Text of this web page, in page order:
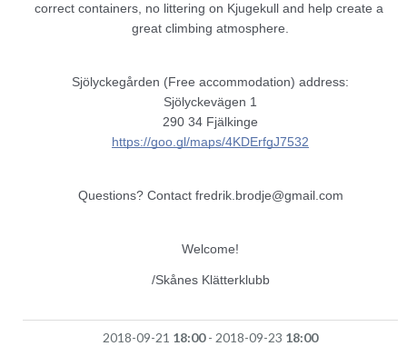
correct containers, no littering on Kjugekull and help create a
great climbing atmosphere.
Sjölyckegården (Free accommodation) address:
Sjölyckevägen 1
290 34 Fjälkinge
https://goo.gl/maps/4KDErfgJ7532
Questions? Contact fredrik.brodje@gmail.com
Welcome!
/Skånes Klätterklubb
2018-09-21 18:00- 2018-09-23 18:00